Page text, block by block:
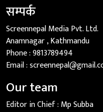
सम्पर्क
Screennepal Media Pvt. Ltd.
Anamnagar , Kathmandu
Phone :9813789494
Email :
Our team
Editor in Chief : Mp Subba